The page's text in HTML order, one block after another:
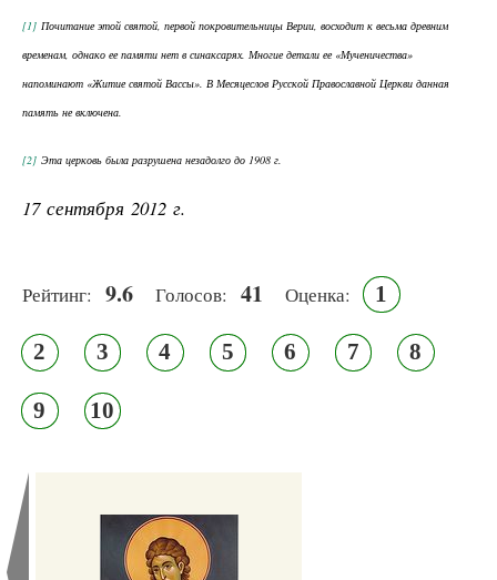
[1] Почитание этой святой, первой покровительницы Верии, восходит к весьма древним
временам, однако ее памяти нет в синаксарях. Многие детали ее «Мученичества»
напоминают «Житие святой Вассы». В Месяцеслов Русской Православной Церкви данная
память не включена.
[2] Эта церковь была разрушена незадолго до 1908 г.
17 сентября 2012 г.
Рейтинг: 9.6 Голосов: 41 Оценка: 1
2 3 4 5 6 7 8
9 10